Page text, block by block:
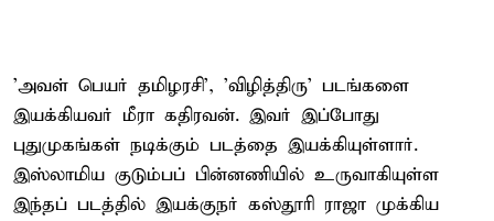
'அவள் பெயர் தமிழரசி', 'விழித்திரு' படங்களை
இயக்கியவர் மீரா கதிரவன். இவர் இப்போது
புதுமுகங்கள் நடிக்கும் படத்தை இயக்கியுள்ளார்.
இஸ்லாமிய குடும்பப் பின்னணியில் உருவாகியுள்ள
இந்தப் படத்தில் இயக்குநர் கஸ்தூரி ராஜா முக்கிய